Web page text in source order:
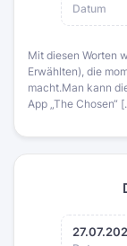
Datum
Mit diesen Worten
Erwählten), die
macht.Man kann
App „The Chosen“